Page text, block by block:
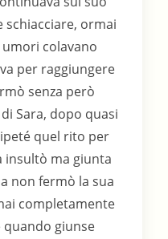
schiacciare, ormai
colavano
per raggiungere
senza però
Sara, dopo quasi
quel rito per
insultò ma giunta
non fermò la sua
completamente
giunse